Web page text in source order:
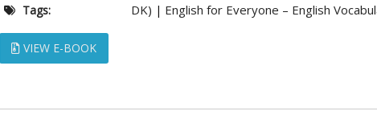
Tags:
DK) | English for Everyone – English
VIEW E-BOOK